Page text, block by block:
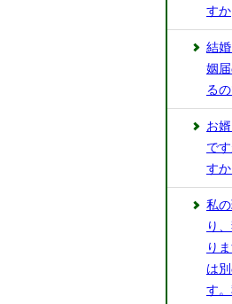
すか
結
姻
る
お
で
すか
私
り
り
は
す